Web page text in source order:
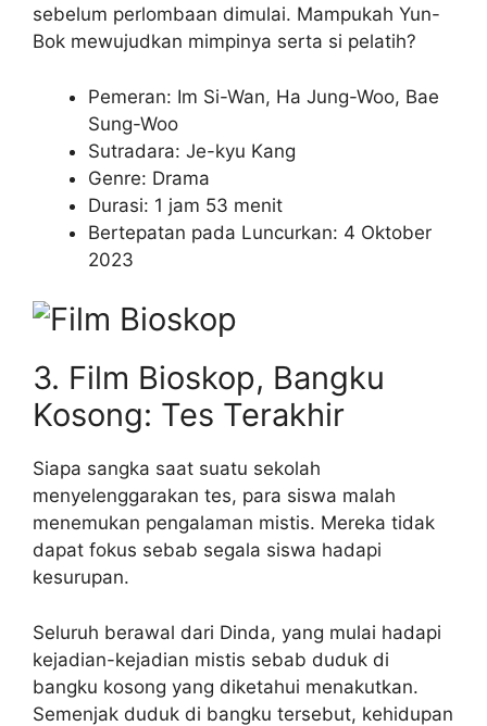
sebelum perlombaan dimulai. Mampukah Yun-
Bok mewujudkan mimpinya serta si pelatih?
Pemeran: Im Si-Wan, Ha Jung-Woo, Bae
Sung-Woo
Sutradara: Je-kyu Kang
Genre: Drama
Durasi: 1 jam 53 menit
Bertepatan pada Luncurkan: 4 Oktober
2023
3. Film Bioskop, Bangku
Kosong: Tes Terakhir
Siapa sangka saat suatu sekolah
menyelenggarakan tes, para siswa malah
menemukan pengalaman mistis. Mereka tidak
dapat fokus sebab segala siswa hadapi
kesurupan.
Seluruh berawal dari Dinda, yang mulai hadapi
kejadian-kejadian mistis sebab duduk di
bangku kosong yang diketahui menakutkan.
Semenjak duduk di bangku tersebut, kehidupan